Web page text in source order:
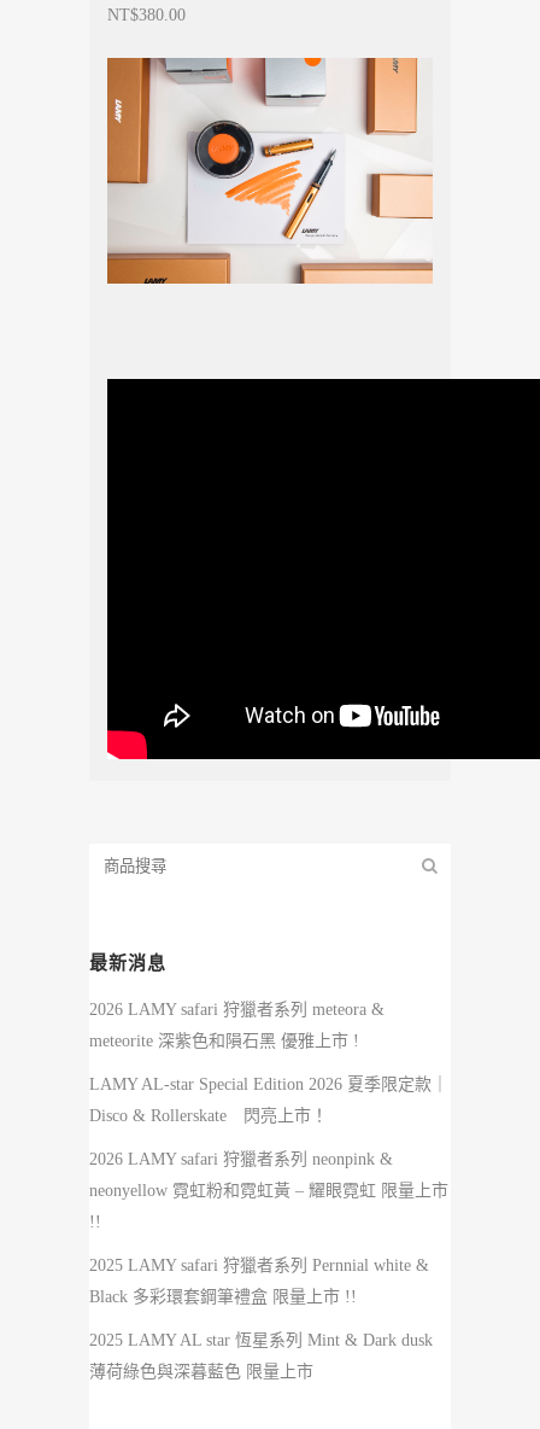
NT$380.00
最新消息
2026 LAMY safari 狩獵者系列 meteora &
meteorite 深紫色和隕石黑 優雅上市 !
LAMY AL-star Special Edition 2026 夏季限定款｜
Disco & Rollerskate 閃亮上市！
2026 LAMY safari 狩獵者系列 neonpink &
neonyellow 霓虹粉和霓虹黃 – 耀眼霓虹 限量上市
!!
2025 LAMY safari 狩獵者系列 Pernnial white &
Black 多彩環套鋼筆禮盒 限量上市 !!
2025 LAMY AL star 恆星系列 Mint & Dark dusk
薄荷綠色與深暮藍色 限量上市